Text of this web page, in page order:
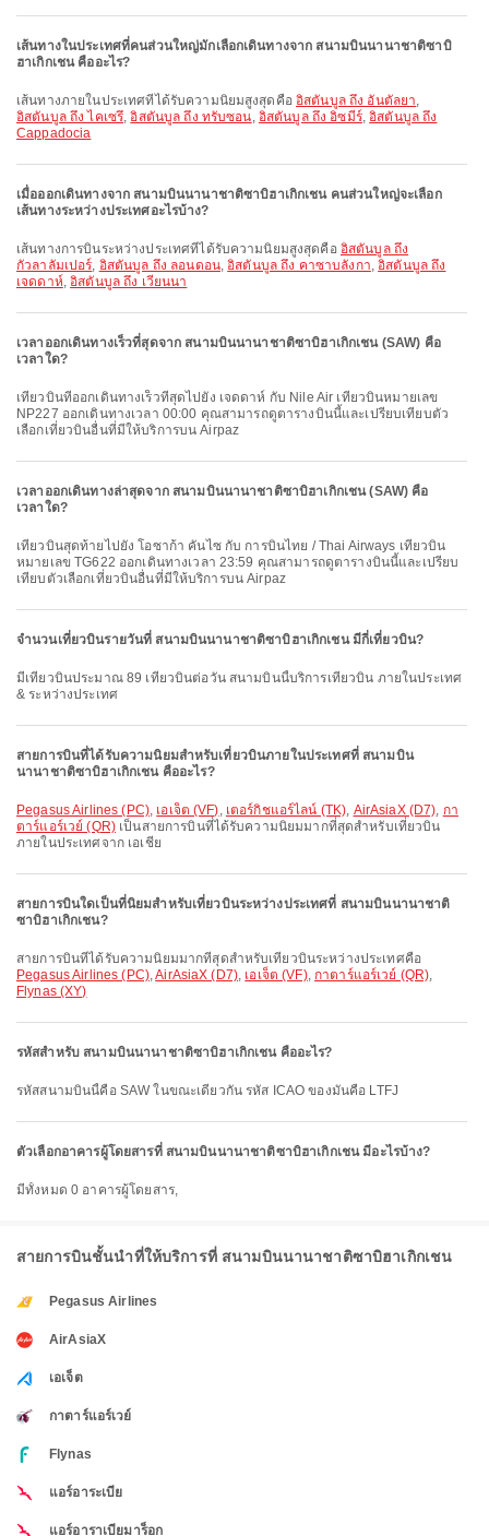
เส้นทางในประเทศที่คนส่วนใหญ่มักเลือกเดินทางจาก สนามบินนานาชาติซาบิ
ฮาเกิกเชน คืออะไร?
เส้นทางภายในประเทศที่ได้รับความนิยมสูงสุดคืออิสตันบูล ถึง อันตัลยา,
อิสตันบูล ถึง ไคเซรึ,อิสตันบูล ถึง ทรับซอน, อิสตันบูล ถึง อิซมีร์,อิสตันบูล ถึง
Cappadocia
เมื่อออกเดินทางจาก สนามบินนานาชาติซาบิฮาเกิกเชน คนส่วนใหญ่จะเลือก
เส้นทางระหว่างประเทศอะไรบ้าง?
เส้นทางการบินระหว่างประเทศที่ได้รับความนิยมสูงสุดคือ อิสตันบูล ถึง
กัวลาลัมเปอร์, อิสตันบูล ถึง ลอนดอน,อิสตันบูล ถึง คาซาบลังกา,อิสตันบูล ถึง
เจดดาห์,อิสตันบูล ถึง เวียนนา
เวลาออกเดินทางเร็วที่สุดจาก สนามบินนานาชาติซาบิฮาเกิกเชน (SAW) คือ
เวลาใด?
เที่ยวบินที่ออกเดินทางเร็วที่สุดไปยัง เจดดาห์ กับ Nile Air เที่ยวบินหมายเลข
NP227 ออกเดินทางเวลา 00:00 คุณสามารถดูตารางบินนี้และเปรียบเทียบตัว
เลือกเที่ยวบินอื่นที่มีให้บริการบน Airpaz
เวลาออกเดินทางล่าสุดจาก สนามบินนานาชาติซาบิฮาเกิกเชน (SAW) คือ
เวลาใด?
เที่ยวบินสุดท้ายไปยัง โอซาก้า คันไซ กับ การบินไทย / Thai Airways เที่ยวบิน
หมายเลข TG622 ออกเดินทางเวลา 23:59 คุณสามารถดูตารางบินนี้และเปรียบ
เทียบตัวเลือกเที่ยวบินอื่นที่มีให้บริการบน Airpaz
จำนวนเที่ยวบินรายวันที่ สนามบินนานาชาติซาบิฮาเกิกเชน มีกี่เที่ยวบิน?
มีเที่ยวบินประมาณ 89 เที่ยวบินต่อวัน สนามบินนี้บริการเที่ยวบิน ภายในประเทศ
& ระหว่างประเทศ
สายการบินที่ได้รับความนิยมสำหรับเที่ยวบินภายในประเทศที่ สนามบิน
นานาชาติซาบิฮาเกิกเชน คืออะไร?
Pegasus Airlines (PC), เอเจ็ต (VF), เตอร์กิชแอร์ไลน์ (TK), AirAsiaX (D7), กา
ตาร์แอร์เวย์ (QR)เป็นสายการบินที่ได้รับความนิยมมากที่สุดสำหรับเที่ยวบิน
ภายในประเทศจาก เอเชีย
สายการบินใดเป็นที่นิยมสำหรับเที่ยวบินระหว่างประเทศที่ สนามบินนานาชาติ
ซาบิฮาเกิกเชน?
สายการบินที่ได้รับความนิยมมากที่สุดสำหรับเที่ยวบินระหว่างประเทศคือ
Pegasus Airlines (PC),AirAsiaX (D7), เอเจ็ต (VF), กาตาร์แอร์เวย์ (QR),
Flynas (XY)
รหัสสำหรับ สนามบินนานาชาติซาบิฮาเกิกเชน คืออะไร?
รหัสสนามบินนี้คือ SAW ในขณะเดียวกัน รหัส ICAO ของมันคือ LTFJ
ตัวเลือกอาคารผู้โดยสารที่ สนามบินนานาชาติซาบิฮาเกิกเชน มีอะไรบ้าง?
มีทั้งหมด 0 อาคารผู้โดยสาร,
สายการบินชั้นนำที่ให้บริการที่ สนามบินนานาชาติซาบิฮาเกิกเชน
Pegasus Airlines
AirAsiaX
เอเจ็ต
กาตาร์แอร์เวย์
Flynas
แอร์อาระเบีย
แอร์อาราเบียมาร็อก